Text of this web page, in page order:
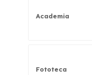
Academia
Fototeca